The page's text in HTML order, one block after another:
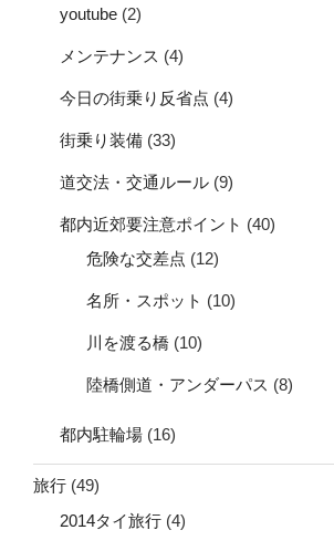
youtube (2)
メンテナンス (4)
今日の街乗り反省点 (4)
街乗り装備 (33)
道交法・交通ルール (9)
都内近郊要注意ポイント (40)
危険な交差点 (12)
名所・スポット (10)
川を渡る橋 (10)
陸橋側道・アンダーパス (8)
都内駐輪場 (16)
旅行 (49)
2014タイ旅行 (4)